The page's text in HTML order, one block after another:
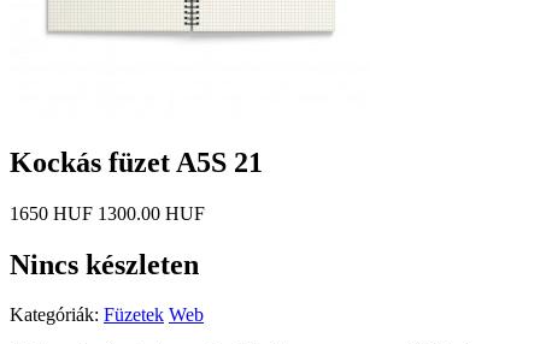
Kockás füzet A5S 21
1650 HUF 1300.00 HUF
Nincs készleten
Kategóriák: Füzetek Web